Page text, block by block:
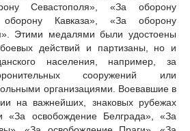
Севастополя», «За оборону
Кавказа», «За оборону
Этими медалями были удостоены
действий и партизаны, но и
населения, например, за
сооружений или
организациями. Воевавшие в
на важнейших, знаковых рубежах
«За освобождение Белграда», «За